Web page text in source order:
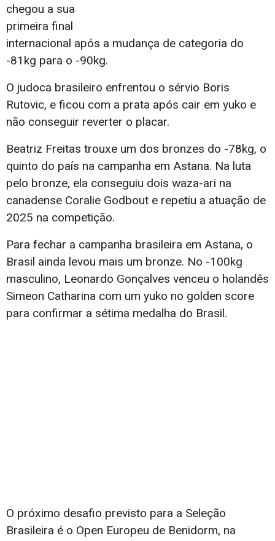
chegou a sua
primeira final
internacional após a mudança de categoria do
-81kg para o -90kg.
O judoca brasileiro enfrentou o sérvio Boris
Rutovic, e ficou com a prata após cair em yuko e
não conseguir reverter o placar.
Beatriz Freitas trouxe um dos bronzes do -78kg, o
quinto do país na campanha em Astana. Na luta
pelo bronze, ela conseguiu dois waza-ari na
canadense Coralie Godbout e repetiu a atuação de
2025 na competição.
Para fechar a campanha brasileira em Astana, o
Brasil ainda levou mais um bronze. No -100kg
masculino, Leonardo Gonçalves venceu o holandês
Simeon Catharina com um yuko no golden score
para confirmar a sétima medalha do Brasil.
O próximo desafio previsto para a Seleção
Brasileira é o Open Europeu de Benidorm, na